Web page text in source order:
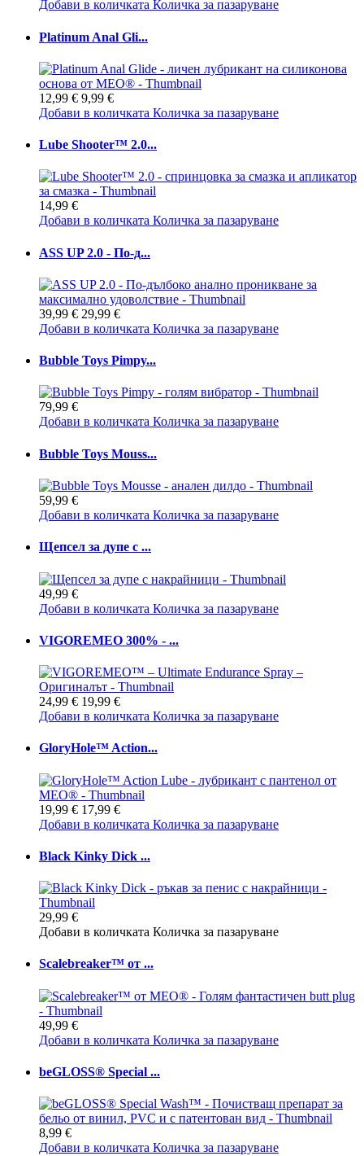
Добави в количката Количка за пазаруване
Platinum Anal Gli...
12,99 € 9,99 €
Добави в количката Количка за пазаруване
Lube Shooter™ 2.0...
14,99 €
Добави в количката Количка за пазаруване
ASS UP 2.0 - По-д...
39,99 € 29,99 €
Добави в количката Количка за пазаруване
Bubble Toys Pimpy...
79,99 €
Добави в количката Количка за пазаруване
Bubble Toys Mouss...
59,99 €
Добави в количката Количка за пазаруване
Щепсел за дупе с ...
49,99 €
Добави в количката Количка за пазаруване
VIGOREMEO 300% - ...
24,99 € 19,99 €
Добави в количката Количка за пазаруване
GloryHole™ Action...
19,99 € 17,99 €
Добави в количката Количка за пазаруване
Black Kinky Dick ...
29,99 €
Добави в количката Количка за пазаруване
Scalebreaker™ от ...
49,99 €
Добави в количката Количка за пазаруване
beGLOSS® Special ...
8,99 €
Добави в количката Количка за пазаруване